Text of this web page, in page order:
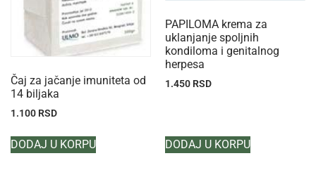
Čaj za jačanje imuniteta od
14 biljaka
1.100 RSD
DODAJ U KORPU
PAPILOMA krema za
uklanjanje spoljnih
kondiloma i genitalnog
herpesa
1.450 RSD
DODAJ U KORPU